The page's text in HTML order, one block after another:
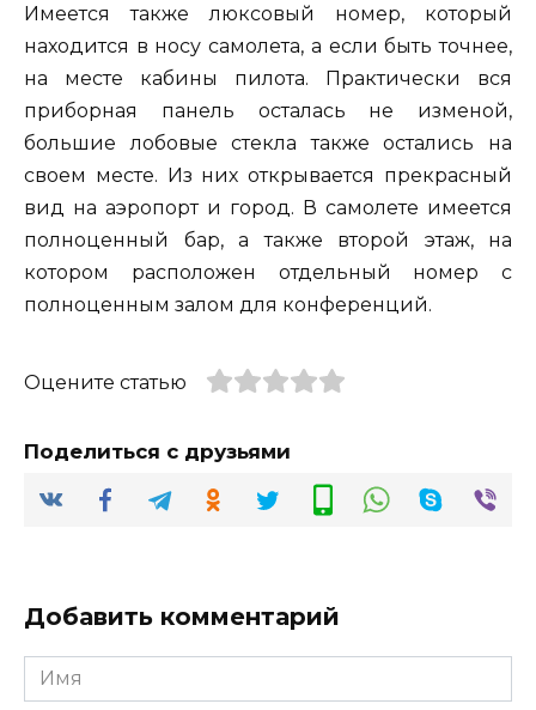
Имеется также люксовый номер, который
находится в носу самолета, а если быть точнее,
на месте кабины пилота. Практически вся
приборная панель осталась не изменой,
большие лобовые стекла также остались на
своем месте. Из них открывается прекрасный
вид на аэропорт и город. В самолете имеется
полноценный бар, а также второй этаж, на
котором расположен отдельный номер с
полноценным залом для конференций.
Оцените статью
Поделиться с друзьями
Добавить комментарий
Имя
*